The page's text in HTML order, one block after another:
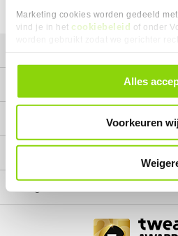
Marketing cookies worden gedeeld
vind je in het cookiebeleid of onder
alle cookies. Je kunt je gegeven
door in de footer van onze website te
Alles
Voorkeuren